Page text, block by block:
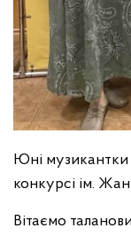
Юні музикантки
конкурсі ім.
Вітаємо